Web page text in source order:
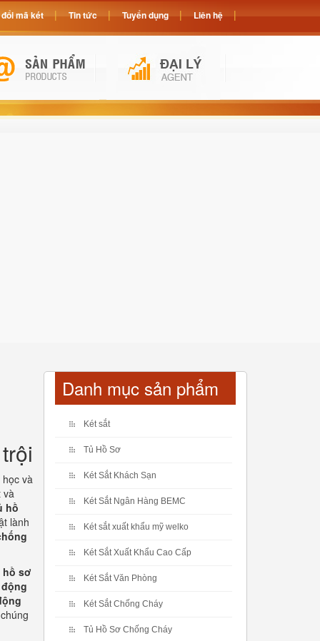
và
và
hồ
lành
hồ sơ
Danh mục sản phẩm
Két sắt
Tủ Hồ Sơ
Két Sắt Khách Sạn
Két Sắt Ngân Hàng BEMC
Két sắt xuất khẩu mỹ welko
Két Sắt Xuất Khẩu Cao Cấp
Két Sắt Văn Phòng
Két Sắt Chống Cháy
Tủ Hồ Sơ Chống Cháy
mã két Tin tức Tuyển dụng Liên hệ